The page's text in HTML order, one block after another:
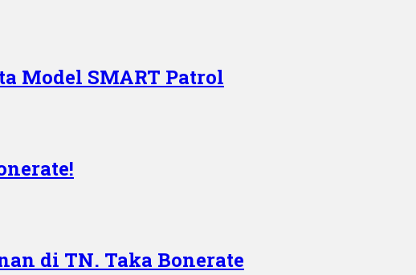
Model SMART Patrol
di TN. Taka Bonerate